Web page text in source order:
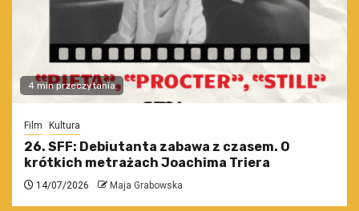
4 min przeczytania
Film Kultura
26. SFF: Debiutanta zabawa z czasem. O
krótkich metrażach Joachima Triera
14/07/2026 Maja Grabowska